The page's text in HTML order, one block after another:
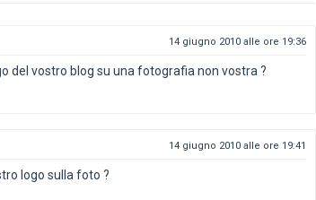
14 giugno 2010 alle ore 19:36
del vostro blog su una fotografia non vostra ?
14 giugno 2010 alle ore 19:41
logo sulla foto ?